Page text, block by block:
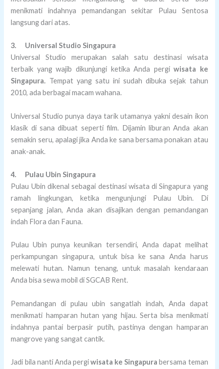
menikmati indahnya pemandangan sekitar Pulau Sentosa
langsung dari atas.
3. Universal Studio Singapura
Universal Studio merupakan salah satu destinasi wisata
terbaik yang wajib dikunjungi ketika Anda pergiwisata ke
Singapura. Tempat yang satu ini sudah dibuka sejak tahun
2010, ada berbagai macam wahana.
Universal Studio punya daya tarik utamanya yakni desain ikon
klasik di sana dibuat seperti film. Dijamin liburan Anda akan
semakin seru, apalagi jika Anda ke sana bersama ponakan atau
anak-anak.
4. Pulau Ubin Singapura
Pulau Ubin dikenal sebagai destinasi wisata di Singapura yang
ramah lingkungan, ketika mengunjungi Pulau Ubin. Di
sepanjang jalan, Anda akan disajikan dengan pemandangan
indah Flora dan Fauna.
Pulau Ubin punya keunikan tersendiri, Anda dapat melihat
perkampungan singapura, untuk bisa ke sana Anda harus
melewati hutan. Namun tenang, untuk masalah kendaraan
Anda bisa sewa mobil di SGCAB Rent.
Pemandangan di pulau ubin sangatlah indah, Anda dapat
menikmati hamparan hutan yang hijau. Serta bisa menikmati
indahnya pantai berpasir putih, pastinya dengan hamparan
mangrove yang sangat cantik.
Jadi bila nanti Anda pergiwisata ke Singapurabersama teman